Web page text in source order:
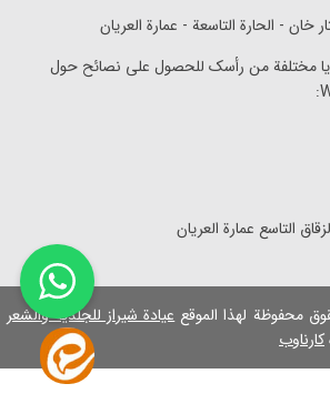
خان - الحارة التاسعة - عمارة العريان
مختلفة من رأسك للحصول على نصائح حول
التاسع عمارة العريان
محفوظة لهذا الموقع عيادة شيراز للجلدية والشعر
کارناوب